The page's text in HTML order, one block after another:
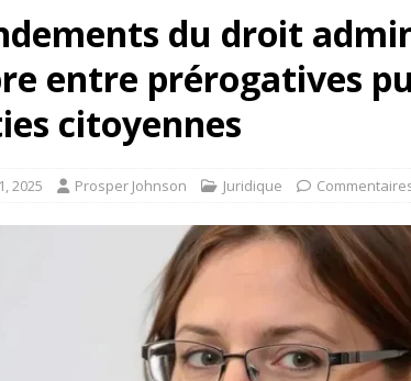
du droit
entre prérogatives
citoyennes
2025 Prosper Johnson Juridique